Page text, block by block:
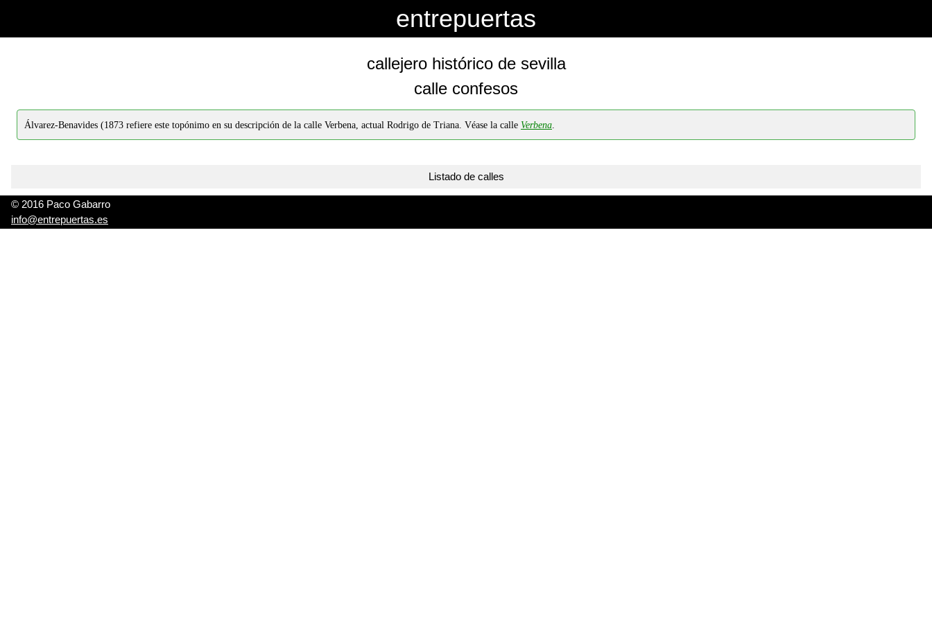
entrepuertas
callejero histórico de sevilla
calle confesos
Álvarez-Benavides (1873 refiere este topónimo en su descripción de la calle Verbena, actual Rodrigo de Triana. Véase la calle Verbena.
Listado de calles
© 2016 Paco Gabarro
info@entrepuertas.es